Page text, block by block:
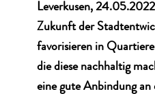
Leverkusen, 24.05.2022
Zukunft der
favorisieren in
die diese nachhaltig
eine gute Anbindung